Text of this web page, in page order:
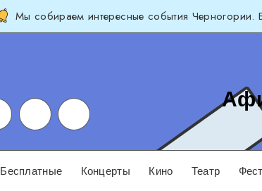
Мы собираем интересные события Черногории.
Бесплатные Концерты Кино Театр